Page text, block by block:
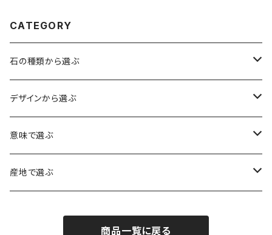
CATEGORY
石の種類から選ぶ
水晶（クォーツ）
アイリスクォーツ（虹入り水晶）
ヒマラヤ水晶
ローズクォーツ（紅水晶）
アメジスト（紫水晶）
デザインから選ぶ
龍彫刻（水晶）
龍彫刻（オニキス）
意味で選ぶ
魔除け・厄除け
産地で選ぶ
商品一覧に戻る